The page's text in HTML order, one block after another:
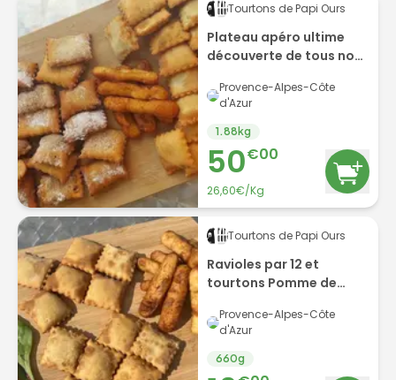
Tourtons de Papi Ours
Plateau apéro ultime
découverte de tous nos
Provence-Alpes-Côte
d'Azur
1.88 kg
50€00
26,60€/Kg
Tourtons de Papi Ours
Ravioles par 12 et
tourtons Pomme de
apéro
Provence-Alpes-Côte
d'Azur
660g